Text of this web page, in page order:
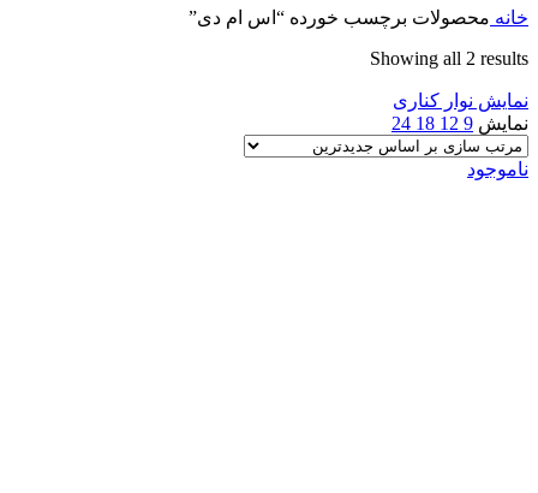
خانه محصولات برچسب خورده “اس ام دی”
Showing all 2 results
نمایش نوار کناری
نمایش 9
12
18
24
ناموجود